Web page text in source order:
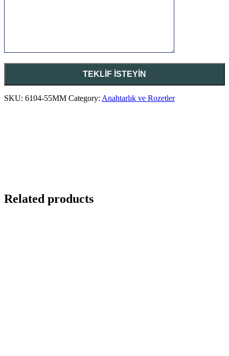
SKU: 6104-55MM Category: Anahtarlık ve Rozetler
Related products